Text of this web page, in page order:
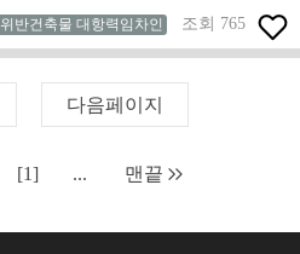
위반건축물 대항력임차인 조회 765
다음페이지
[1] ... 맨끝